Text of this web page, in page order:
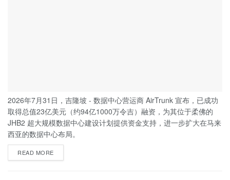
2026年7月31日，吉隆坡 - 数据中心营运商 AirTrunk 宣布，已成功
取得总值23亿美元（约94亿1000万令吉）融资，为其位于柔佛的
JHB2 超大规模数据中心建设计划提供资金支持，进一步扩大在马来
西亚的数据中心布局。
READ MORE